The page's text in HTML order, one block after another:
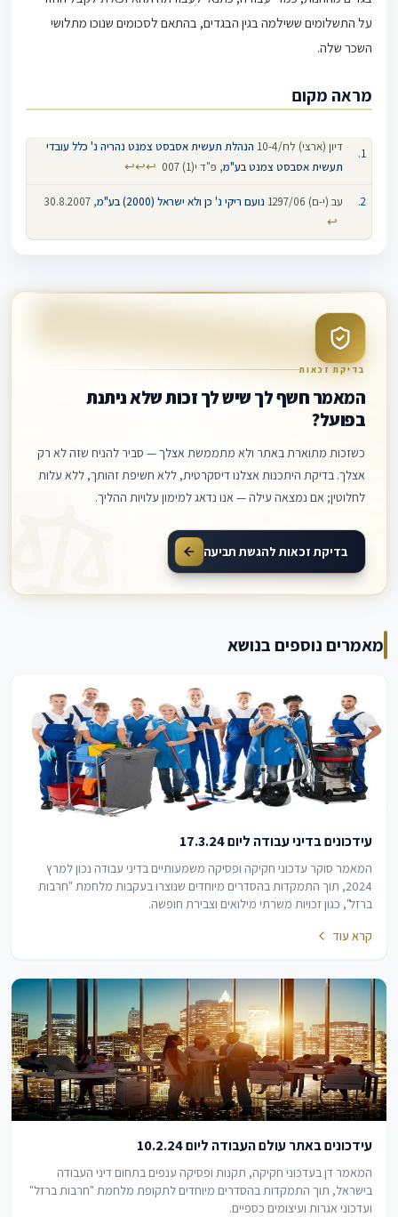
על התשלומים ששילמה בגין הבגדים, בהתאם לסכומים שנוכו מתלושי
השכר שלה.
מראה מקום
דיון (ארצי) לח/10-4
הנהלת תעשית אסבסט צמנט נהריה נ' כלל עובדי
תעשית אסבסט צמנט בע"מ, פ"ד י(1) 007 ↩
↩
↩
עב (י-ם) 1297/06 נועם ריקי נ' כן ולא ישראל (2000) בע"מ , 30.8.2007
↩
בדיקת זכאות
המאמר חשף לך שיש לך זכות שלא ניתנת
בפועל?
כשזכות מתוארת באתר ולא מתממשת אצלך — סביר להניח שזה לא רק
אצלך. בדיקת היתכנות אצלנו דיסקרטית, ללא חשיפת זהותך, ללא עלות
לחלוטין; אם נמצאה עילה — אנו נדאג למימון עלויות ההליך.
בדיקת זכאות להגשת תביעה
מאמרים נוספים בנושא
עידכונים בדיני עבודה ליום 17.3.24
המאמר סוקר עדכוני חקיקה ופסיקה משמעותיים בדיני עבודה נכון למרץ
2024, תוך התמקדות בהסדרים מיוחדים שנוצרו בעקבות מלחמת "חרבות
ברזל", כגון זכויות משרתי מילואים וצבירת חופשה.
קרא עוד
עידכונים באתר עולם העבודה ליום 10.2.24
המאמר דן בעדכוני חקיקה, תקנות ופסיקה ענפים בתחום דיני העבודה
בישראל, תוך התמקדות בהסדרים מיוחדים לתקופת מלחמת "חרבות ברזל"
ועדכוני אגרות ועיצומים כספיים.